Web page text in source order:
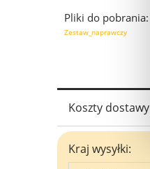
Pliki do pobrania:
Zestaw_naprawczy
Koszty dostawy
Kraj wysyłki: